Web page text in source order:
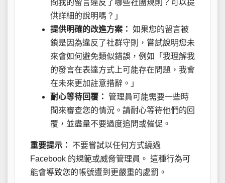
問我的留言違反了哪些社團規則？可以提
供詳細的說明嗎？」
提供明確的改進方案： 如果您的留言被
鎖是因為違反了社群守則，嘗試說明您未
來會如何避免類似錯誤，例如「我理解我
的發言在表達方式上可能存在問題，我會
在未來更加註意措辭。」
耐心等待回覆： 管理員可能需要一些時
間來審查您的情況。請耐心等待他們的回
覆，並盡量不要過度追問或催促。
重要提示：
不要嘗試以任何方式繞過
Facebook 的規範或威脅管理員。 這種行為可
能會導致您的帳號遭到更嚴重的處罰。